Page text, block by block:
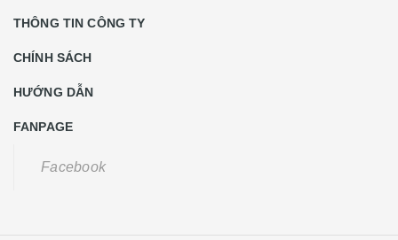
THÔNG TIN CÔNG TY
CHÍNH SÁCH
HƯỚNG DẪN
FANPAGE
Facebook